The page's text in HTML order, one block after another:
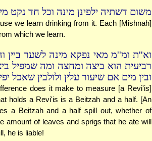
משום דשתיה ילפינן מינה וכל חד נקט
we learn drinking from it. Each [Mishnah]
which we learn.
וא''ת ומ''מ מאי נפקא מינה לשער ביין
רביעית הוא ביצה ומחצה ומה שמפיל
ובין מים אם שיעור עלין ולולבין שאכל
does it make to measure [a Revi'is]
holds a Revi'is is a Beitzah and a half. [An
a Beitzah and a half spill out, whether of
amount of leaves and sprigs that he ate will
he is liable!